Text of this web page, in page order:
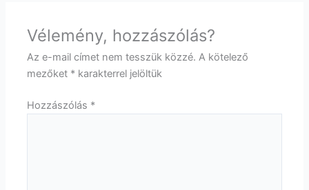
Vélemény, hozzászólás?
Az e-mail címet nem tesszük közzé. A kötelező
mezőket * karakterrel jelöltük
Hozzászólás *